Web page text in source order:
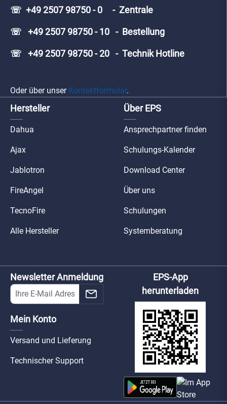
☏ +49 2507 98750 - 0 - Zentrale
☏ +49 2507 98750 - 10 - Bestellung
☏ +49 2507 98750 - 20 - Technik Hotline
Oder über unser Kontaktformular.
Hersteller
Dahua
Ajax
Jablotron
FireAngel
TecnoFire
Alle Hersteller
Über EPS
Ansprechpartner finden
Schulungs-Kalender
Download Center
Über uns
Schulungen
Systemberatung
Newsletter Anmeldung
Mein Konto
Versand und Lieferung
Technischer Support
EPS-App
herunterladen